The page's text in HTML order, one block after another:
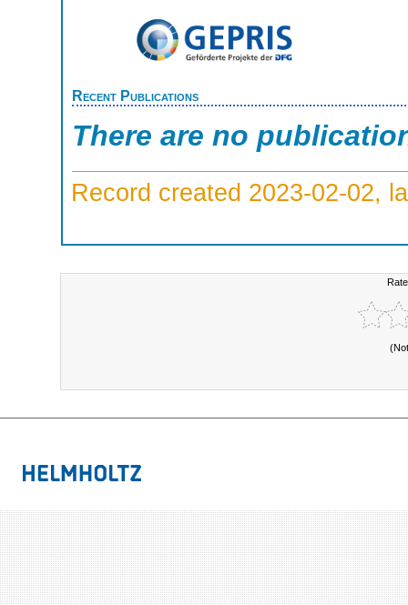
Recent Publications
There are no
Record created 2023-02-02,